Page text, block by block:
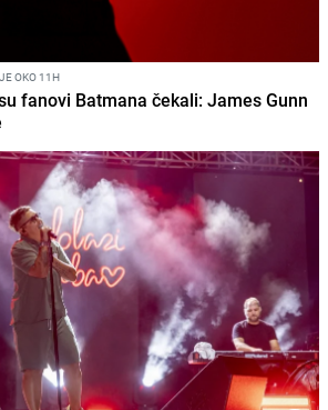
OKO 11H
fanovi Batmana čekali: James Gunn